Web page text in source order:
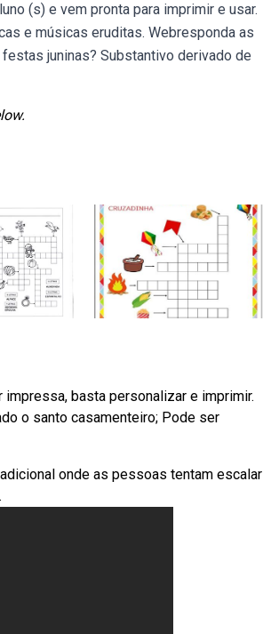
(s) e vem pronta para imprimir e usar.
e músicas eruditas. Webresponda as
juninas? Substantivo derivado de
basta personalizar e imprimir.
o santo casamenteiro; Pode ser
onde as pessoas tentam escalar